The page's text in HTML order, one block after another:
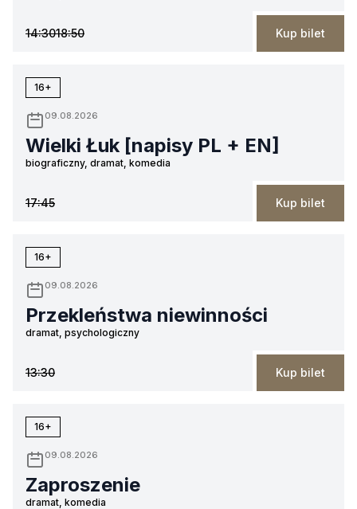
14:3018:50 Kup bilet
16+
09.08.2026
Wielki Łuk [napisy PL + EN]
biograficzny, dramat, komedia
17:45 Kup bilet
16+
09.08.2026
Przekleństwa niewinności
dramat, psychologiczny
13:30 Kup bilet
16+
09.08.2026
Zaproszenie
dramat, komedia